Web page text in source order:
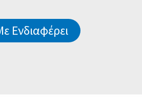
Ενδιαφέρει